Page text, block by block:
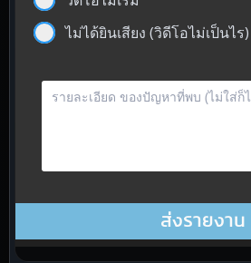
ไม่ได้ยินเสียง (วิดีโอไม่เป็นไร)